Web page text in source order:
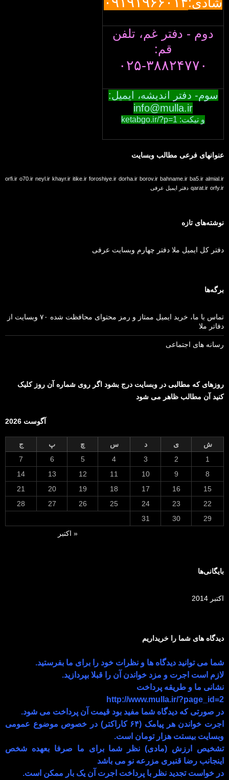
دوم - دفتر غم، تلفن
قم:
۰۲۵-۳۸۸۲۴۷۷۰
سوم- دفتر اندیشه، ایمیل:
info@mulla.ir
و تیکت: ketabgo.ir/?p=1
عنوانهای فرعی مطالب وبسایت
almial.ir
ba5.ir
bahname.ir
borov.ir
dorha.ir
foroshiye.ir
itike.ir
khayr.ir
neyl.ir
o70.ir
orfi.ir
orfy.ir
qarat.ir دفتر ایمیل عرفی
نوشته‌های تازه
دفتر کل ایمیل ملا دفتر چهارم وبسایت عرفی
برگه‌ها
تماس با ما، خرید ایمیل ممتاز و رمز محتوای محافظت شده ۷۰ وبسایت از
دفاتر ملا
رسانه های اجتماعی
روزهای که مطالبی در وبسایت درج بشود اگر روی شماره آن روز کلیک
کنید آن مطالب ظاهر می شود
آگوست 2026
ش ی د س چ پ
ج
1
2
3
4
5
6
7
8
9
10
11
12
13
14
15
16
17
18
19
20
21
22
23
24
25
26
27
28
29
30
31
« اکتبر
بایگانی‌ها
اکتبر 2014
دیدگاه های شما را خریداریم
شما می توانید دیدگاه ها و نظرات خود را برای ما بفرستید.
لازم است اجرت و مزد خواندن آن را قبلا بپردازید.
نشانی ما و طریقه پرداخت
http://www.mulla.ir/?page_id=2
در صورتی که دیدگاه شما مفید بود قیمت آن پرداخت می شود.
اجرت خواندن هر پیامک (۶۴ کاراکتر) در خصوص موضوع عمومی
وبسایت بیستت هزار تومان است.
تشخیص ارزش (مادی) نظر شما برای ما صرفا بعهده شخص
اینجانب رضا قنبری مزرعه نو می باشد
در خواست تجدید نظر با پرداخت اجرت آن یک بار ممکن است.